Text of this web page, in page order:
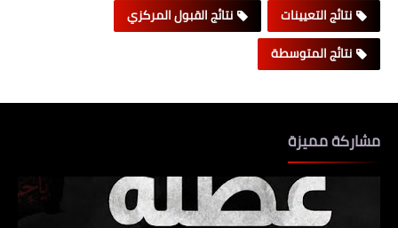
نتائج التعيينات
نتائج القبول المركزي
نتائج المتوسطة
مشاركة مميزة